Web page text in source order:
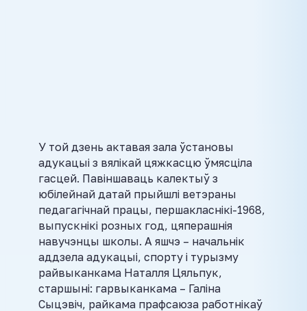
У той дзень актавая зала ўстановы
адукацыі з вялікай цяжкасцю ўмясціла
гасцей. Павіншаваць калектыў з
юбілейнай датай прыйшлі ветэраны
педагагічнай працы, першакласнікі-1968,
выпускнікі розных год, цяперашнія
навучэнцы школы. А яшчэ – начальнік
аддзела адукацыі, спорту і турызму
райвыканкама Наталля Цяльпук,
старшыні: гарвыканкама – Галіна
Сыцэвіч, райкама прафсаюза работнікаў